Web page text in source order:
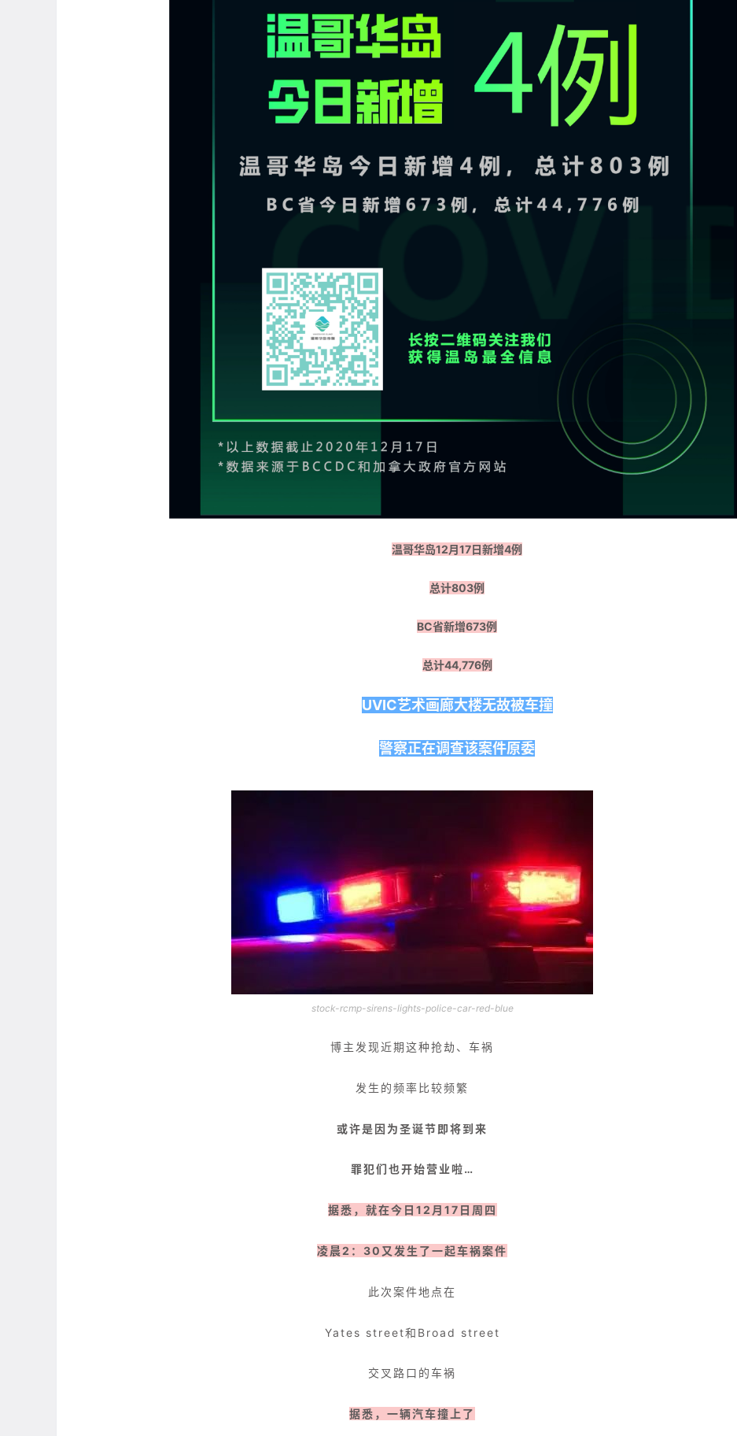
温哥华岛12月17日新增4例
总计803例
BC省新增673例
总计44,776例
UVIC艺术画廊大楼无故被车撞
警察正在调查该案件原委
stock-rcmp-sirens-lights-police-car-red-blue
博主发现近期这种抢劫、车祸
发生的频率比较频繁
或许是因为圣诞节即将到来
罪犯们也开始营业啦…
据悉，就在今日12月17日周四
凌晨2：30又发生了一起车祸案件
此次案件地点在
Yates street和Broad street
交叉路口的车祸
据悉，一辆汽车撞上了